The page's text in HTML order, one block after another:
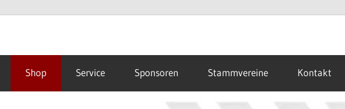
Shop Service Sponsoren Stammvereine Kontakt